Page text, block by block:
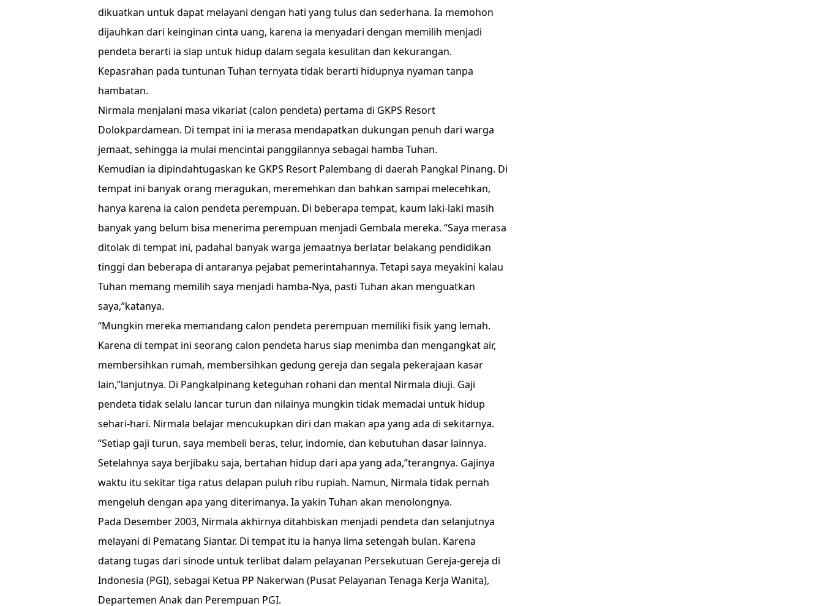
dikuatkan untuk dapat melayani dengan hati yang tulus dan sederhana. Ia memohon
dijauhkan dari keinginan cinta uang, karena ia menyadari dengan memilih menjadi
pendeta berarti ia siap untuk hidup dalam segala kesulitan dan kekurangan.
Kepasrahan pada tuntunan Tuhan ternyata tidak berarti hidupnya nyaman tanpa
hambatan.
Nirmala menjalani masa vikariat (calon pendeta) pertama di GKPS Resort
Dolokpardamean. Di tempat ini ia merasa mendapatkan dukungan penuh dari warga
jemaat, sehingga ia mulai mencintai panggilannya sebagai hamba Tuhan.
Kemudian ia dipindahtugaskan ke GKPS Resort Palembang di daerah Pangkal Pinang. Di
tempat ini banyak orang meragukan, meremehkan dan bahkan sampai melecehkan,
hanya karena ia calon pendeta perempuan. Di beberapa tempat, kaum laki-laki masih
banyak yang belum bisa menerima perempuan menjadi Gembala mereka. “Saya merasa
ditolak di tempat ini, padahal banyak warga jemaatnya berlatar belakang pendidikan
tinggi dan beberapa di antaranya pejabat pemerintahannya. Tetapi saya meyakini kalau
Tuhan memang memilih saya menjadi hamba-Nya, pasti Tuhan akan menguatkan
saya,”katanya.
“Mungkin mereka memandang calon pendeta perempuan memiliki fisik yang lemah.
Karena di tempat ini seorang calon pendeta harus siap menimba dan mengangkat air,
membersihkan rumah, membersihkan gedung gereja dan segala pekerajaan kasar
lain,”lanjutnya. Di Pangkalpinang keteguhan rohani dan mental Nirmala diuji. Gaji
pendeta tidak selalu lancar turun dan nilainya mungkin tidak memadai untuk hidup
sehari-hari. Nirmala belajar mencukupkan diri dan makan apa yang ada di sekitarnya.
“Setiap gaji turun, saya membeli beras, telur, indomie, dan kebutuhan dasar lainnya.
Setelahnya saya berjibaku saja, bertahan hidup dari apa yang ada,”terangnya. Gajinya
waktu itu sekitar tiga ratus delapan puluh ribu rupiah. Namun, Nirmala tidak pernah
mengeluh dengan apa yang diterimanya. Ia yakin Tuhan akan menolongnya.
Pada Desember 2003, Nirmala akhirnya ditahbiskan menjadi pendeta dan selanjutnya
melayani di Pematang Siantar. Di tempat itu ia hanya lima setengah bulan. Karena
datang tugas dari sinode untuk terlibat dalam pelayanan Persekutuan Gereja-gereja di
Indonesia (PGI), sebagai Ketua PP Nakerwan (Pusat Pelayanan Tenaga Kerja Wanita),
Departemen Anak dan Perempuan PGI.